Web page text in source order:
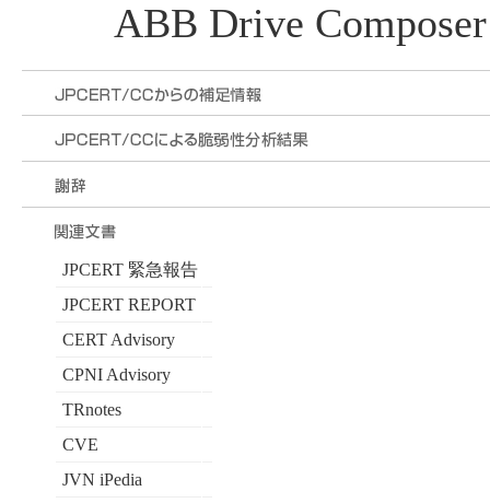
ABB Drive Composer
JPCERT 緊急報告
JPCERT REPORT
CERT Advisory
CPNI Advisory
TRnotes
CVE
JVN iPedia